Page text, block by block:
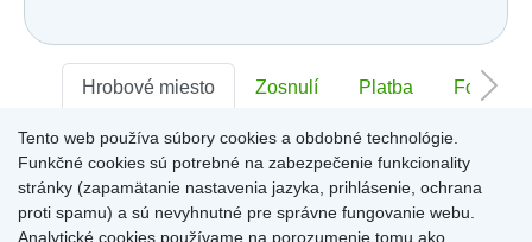
Hrobové miesto Zosnulí Platba Foto
Sektor:- Rad:- Číslo:-
Miesto pre informácie o hrobovom mieste
Tento web používa súbory cookies a obdobné technológie.
Funkčné cookies sú potrebné na zabezpečenie funkcionality
stránky (zapamätanie nastavenia jazyka, prihlásenie, ochrana
proti spamu) a sú nevyhnutné pre správne fungovanie webu.
Analytické cookies používame na porozumenie tomu ako